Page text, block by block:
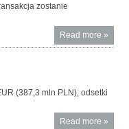
zostanie
Read more About
Emisja
»
(387,3 mln PLN), odsetki
Read more About
»